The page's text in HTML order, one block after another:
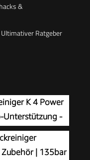
&
Ratgeber
K 4 Power
Unterstützung -
für stärkere
Zubehör | 135bar